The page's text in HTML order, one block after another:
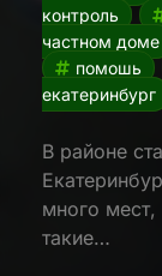
контроль
частном доме
помошь
екатеринбург
В районе
много
такие…